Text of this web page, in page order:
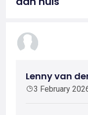
Lenny van
3 February